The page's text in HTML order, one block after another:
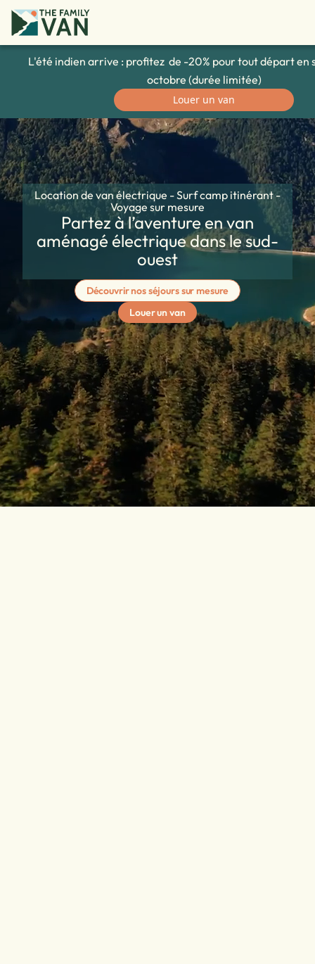
L'été indien arrive : profitez de -20% pour tout départ en
octobre (durée limitée)
Louer un van
Location de van électrique - Surf camp itinérant -
Voyage sur mesure
Partez à l’aventure en van
aménagé électrique dans le sud-
ouest
Découvrir nos séjours sur mesure
Louer un van